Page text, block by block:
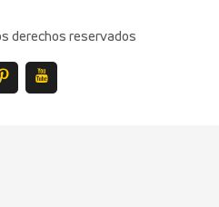
derechos reservados